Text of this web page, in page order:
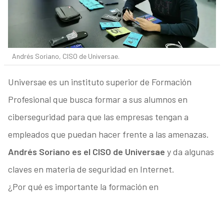
Andrés Soriano, CISO de Universae.
Universae es un instituto superior de Formación
Profesional que busca formar a sus alumnos en
ciberseguridad para que las empresas tengan a
empleados que puedan hacer frente a las amenazas.
Andrés Soriano es el CISO de Universae y da algunas
claves en materia de seguridad en Internet.
¿Por qué es importante la formación en